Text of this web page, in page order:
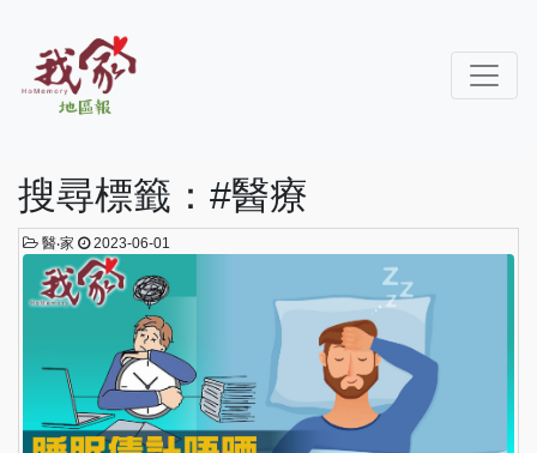
搜尋標籤：#醫療
醫‧家 2023-06-01